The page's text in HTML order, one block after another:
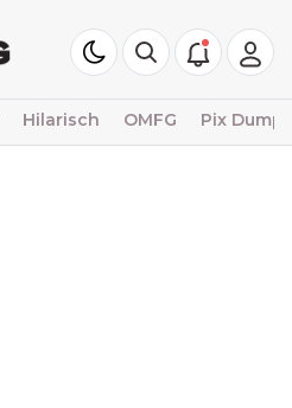
Hilarisch OMFG Pix Dump